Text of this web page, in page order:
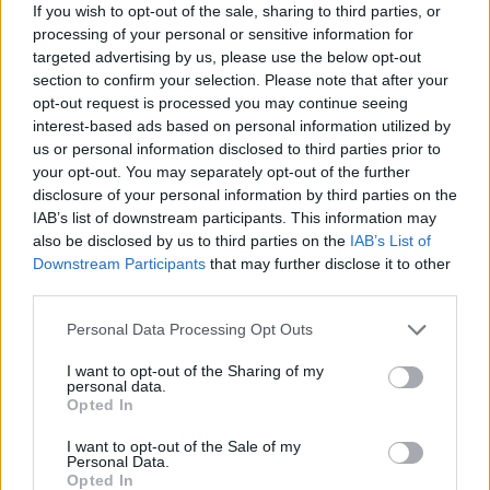
If you wish to opt-out of the sale, sharing to third parties, or
processing of your personal or sensitive information for
targeted advertising by us, please use the below opt-out
section to confirm your selection. Please note that after your
opt-out request is processed you may continue seeing
interest-based ads based on personal information utilized by
us or personal information disclosed to third parties prior to
your opt-out. You may separately opt-out of the further
disclosure of your personal information by third parties on the
IAB’s list of downstream participants. This information may
also be disclosed by us to third parties on the IAB’s List of
Downstream Participants that may further disclose it to other
Please note that this website/app uses one or more Google
not limited to your visit or usage behaviour. You may click to
grant or deny consent to Google and its third-party tags to
use your data for below specified purposes in below Google
consent section.
Personal Data Processing Opt Outs
I want to opt-out of the Sharing of my
personal data.
Opted In
I want to opt-out of the Sale of my
Personal Data.
Opted In
del paese, si concede qualche risata con i suoi colleghi
manutentori e spaventa i ragazzini che di notte campeggiano tra
le tombe in cerca di brividi.
Un giorno, però Violette riceve una visita inaspettata. Julien Seul
poliziotto marsigliese, che una mattina bussa alla sua porta
con una richiesta alquanto strana: sua madre, Irène,
recentemente scomparsa, ha espresso la volontà di essere sepolta
in quel lontano paesino nella tomba di uno sconosciuto signore
del posto, Gabriel Prudent, sconosciuto al commissario fino a
che parevano nere si rivelano luminose.
Il romanzo si trasforma, attraverso incontri, racconti, flashback,
diari e corrispondenze, la storia personale di Violette si intreccia
con mille altre storie personali. Chi è Violette? Qual è la sua
storia? E perché non ha mai denunciato la scomparsa di suo